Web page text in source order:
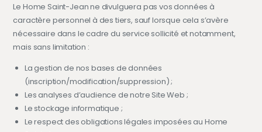
Le Home Saint-Jean ne divulguera pas vos données à
caractère personnel à des tiers, sauf lorsque cela s’avère
nécessaire dans le cadre du service sollicité et notamment,
mais sans limitation :
La gestion de nos bases de données
(inscription/modification/suppression) ;
Les analyses d’audience de notre Site Web ;
Le stockage informatique ;
Le respect des obligations légales imposées au Home